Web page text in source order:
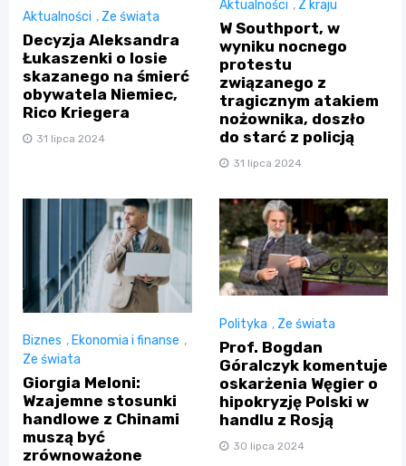
Aktualności , Ze świata
Decyzja Aleksandra
Łukaszenki o losie
skazanego na śmierć
obywatela Niemiec,
Rico Kriegera
31 lipca 2024
Aktualności , Z kraju
W Southport, w
wyniku nocnego
protestu
związanego z
tragicznym atakiem
nożownika, doszło
do starć z policją
31 lipca 2024
Biznes , Ekonomia i finanse ,
Ze świata
Giorgia Meloni:
Wzajemne stosunki
handlowe z Chinami
muszą być
zrównoważone
Polityka , Ze świata
Prof. Bogdan
Góralczyk komentuje
oskarżenia Węgier o
hipokryzję Polski w
handlu z Rosją
30 lipca 2024